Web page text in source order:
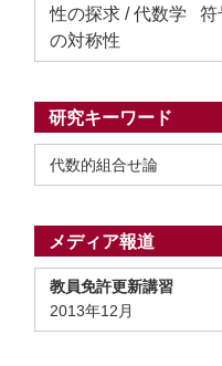
性の探求 / 代数学 符
の対称性
研究キーワード
代数的組合せ論
メディア報道
教員免許更新講習
2013年12月